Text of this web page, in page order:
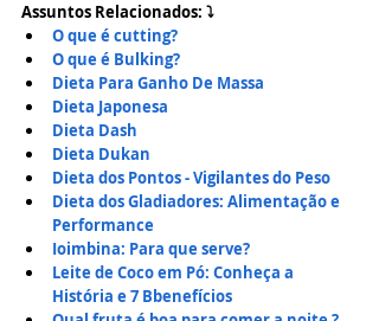
Assuntos Relacionados: ⤵
O que é cutting?
O que é Bulking?
Dieta Para Ganho De Massa
Dieta Japonesa
Dieta Dash
Dieta Dukan
Dieta dos Pontos - Vigilantes do Peso
Dieta dos Gladiadores: Alimentação e
Performance
Ioimbina: Para que serve?
Leite de Coco em Pó: Conheça a
História e 7 Bbenefícios